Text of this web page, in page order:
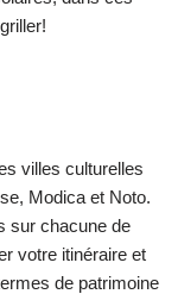
villes culturelles
Modica et Noto.
sur chacune de
votre itinéraire et
de patrimoine